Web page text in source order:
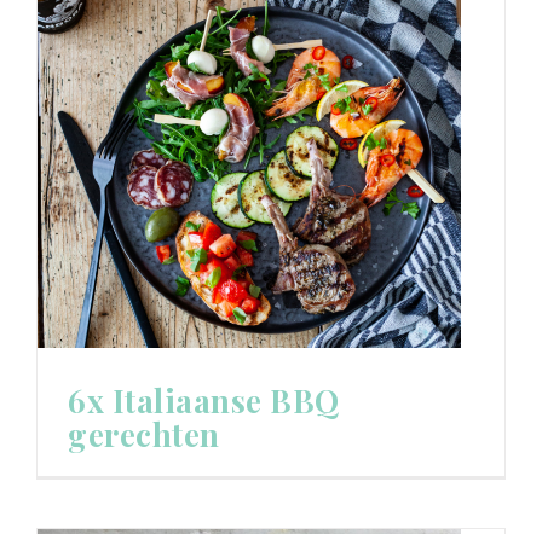
6x Italiaanse BBQ
gerechten